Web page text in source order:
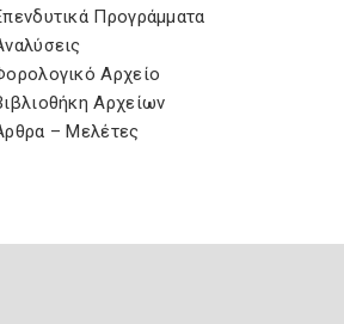
Προγράμματα
Αρχείο
Αρχείων
– Μελέτες